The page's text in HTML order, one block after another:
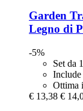
Garden
Legno di
-5%
Set da
Include
Ottima
€ 13,38 €